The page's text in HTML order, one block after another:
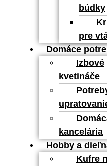
búdky
pre
Domáce
Izbové
kvetináče
kancelária
Hobby a
Kufre